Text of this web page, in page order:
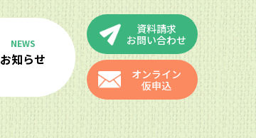
NEWS
お知らせ
資料請求
お問い合わせ
オンライン
仮申込